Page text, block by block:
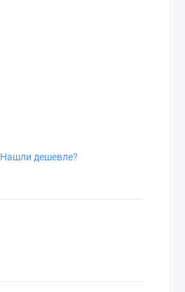
Нашли дешевле?